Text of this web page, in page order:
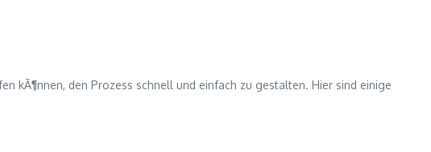
kÃ¶nnen, den Prozess schnell und einfach zu gestalten. Hier sind einige